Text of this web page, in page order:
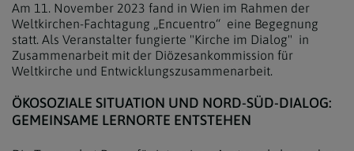
Am 11. November 2023 fand in Wien im Rahmen der
Weltkirchen-Fachtagung „Encuentro“ eine Begegnung
statt. Als Veranstalter fungierte "Kirche im Dialog" in
Zusammenarbeit mit der Diözesankommission für
Weltkirche und Entwicklungszusammenarbeit.
ÖKOSOZIALE SITUATION UND NORD-SÜD-DIALOG:
GEMEINSAME LERNORTE ENTSTEHEN